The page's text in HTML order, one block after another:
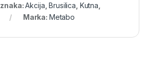
Akcija ,Brusilica Kutna
Marka: Metabo